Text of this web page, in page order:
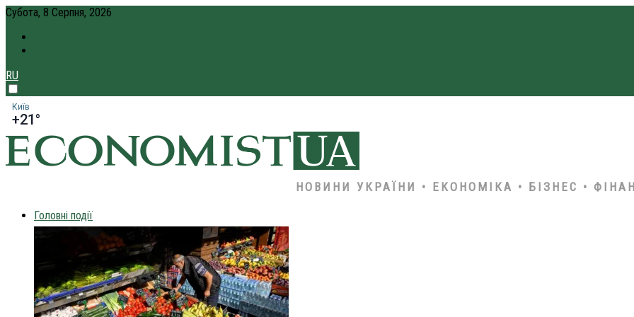
Субота, 8 Серпня, 2026
RU
Київ
+21°
НОВИНИ УКРАЇНИ • ЕКОНОМІКА • БІЗНЕС •
Головні події